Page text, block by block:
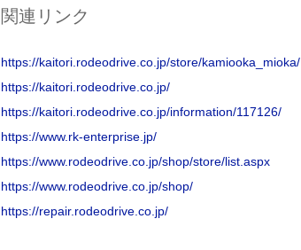
関連リンク
https://kaitori.rodeodrive.co.jp/store/kamiooka_mioka/
https://kaitori.rodeodrive.co.jp/
https://kaitori.rodeodrive.co.jp/information/117126/
https://www.rk-enterprise.jp/
https://www.rodeodrive.co.jp/shop/store/list.aspx
https://www.rodeodrive.co.jp/shop/
https://repair.rodeodrive.co.jp/